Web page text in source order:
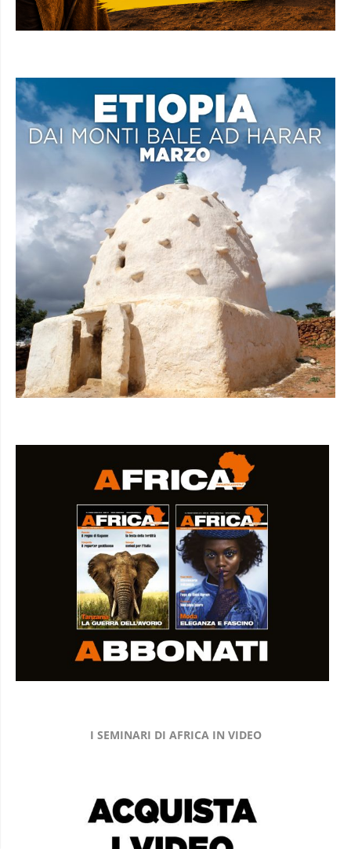
I SEMINARI DI AFRICA IN VIDEO